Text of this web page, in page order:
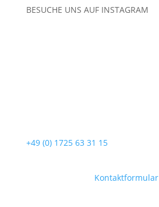
BESUCHE UNS AUF INSTAGRAM
+49 (0) 1725 63 31 15
Kontaktformular.